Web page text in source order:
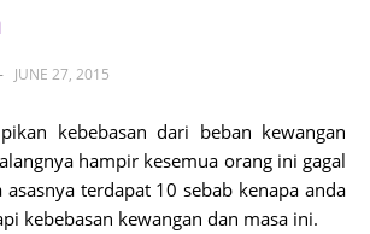
- JUNE 27, 2015
kebebasan dari beban kewangan
hampir kesemua orang ini gagal
asasnya terdapat 10 sebab kenapa anda
kebebasan kewangan dan masa ini.